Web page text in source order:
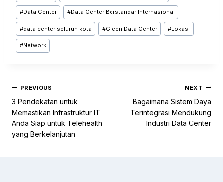
#Data Center #Data Center Berstandar Internasional
#data center seluruh kota #Green Data Center #Lokasi
#Network
PREVIOUS
3 Pendekatan untuk
Memastikan Infrastruktur IT
Anda Siap untuk Telehealth
yang Berkelanjutan
NEXT
Bagaimana Sistem Daya
Terintegrasi Mendukung
Industri Data Center